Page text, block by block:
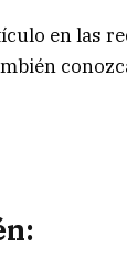
en las